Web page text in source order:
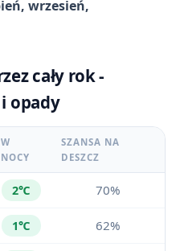
wrzesień,
cały rok -
opady
W
NOCY
SZANSA NA
DESZCZ
2℃ 70%
1℃ 62%